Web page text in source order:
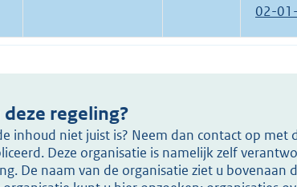
x
t
r
l
i
02-
regeling?
inhoud niet juist is? Neem dan contact op met
Deze organisatie is namelijk zelf
De naam van de organisatie ziet u bovenaan